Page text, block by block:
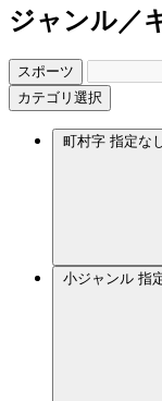
ジャンル／
スポーツ
カテゴリ選択
町村字 指定な
小ジャンル 指